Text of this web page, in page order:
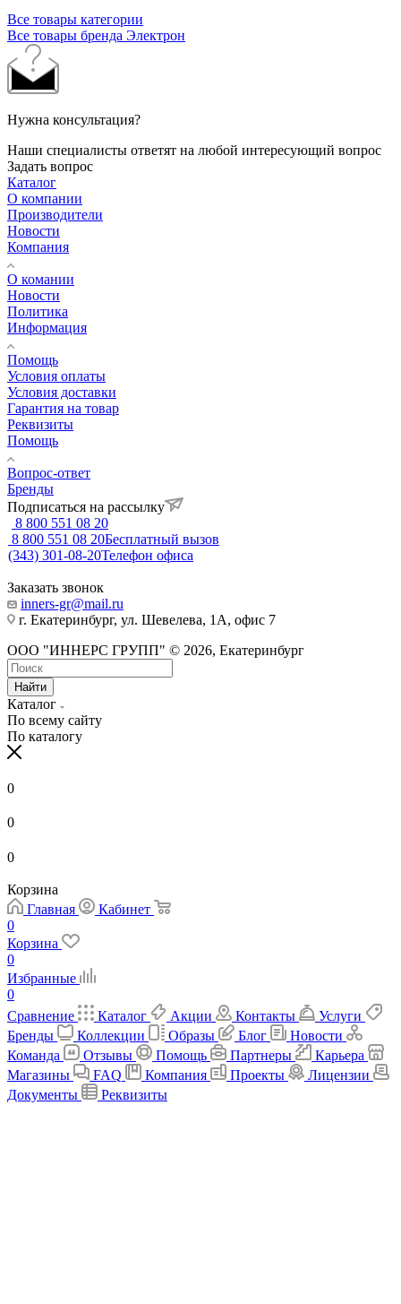
Все товары категории
Все товары бренда Электрон
Нужна консультация?
Наши специалисты ответят на любой интересующий вопрос
Задать вопрос
Каталог
О компании
Производители
Новости
Компания
О комании
Новости
Политика
Информация
Помощь
Условия оплаты
Условия доставки
Гарантия на товар
Реквизиты
Помощь
Вопрос-ответ
Бренды
Подписаться на рассылку
8 800 551 08 20
8 800 551 08 20Бесплатный вызов
(343) 301-08-20Телефон офиса
Заказать звонок
inners-gr@mail.ru
г. Екатеринбург, ул. Шевелева, 1А, офис 7
ООО "ИННЕРС ГРУПП" © 2026, Екатеринбург
Найти
Каталог
По всему сайту
По каталогу
0
0
0
Корзина
Главная
Кабинет
0
Корзина
0
Избранные
0
Сравнение
Каталог Акции Контакты
Услуги
Бренды
Коллекции Образы Блог
Новости
Команда
Отзывы Помощь Партнеры
Карьера
Магазины
FAQ Компания Проекты
Лицензии
Документы
Реквизиты